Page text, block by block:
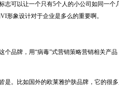
可以让一个只有5个人的小公司如同一个
形象设计对于企业是多么的重要啊。
品牌，用“病毒”式营销策略营销相关产品
。比如国外的欧莱雅护肤品牌，它的很多